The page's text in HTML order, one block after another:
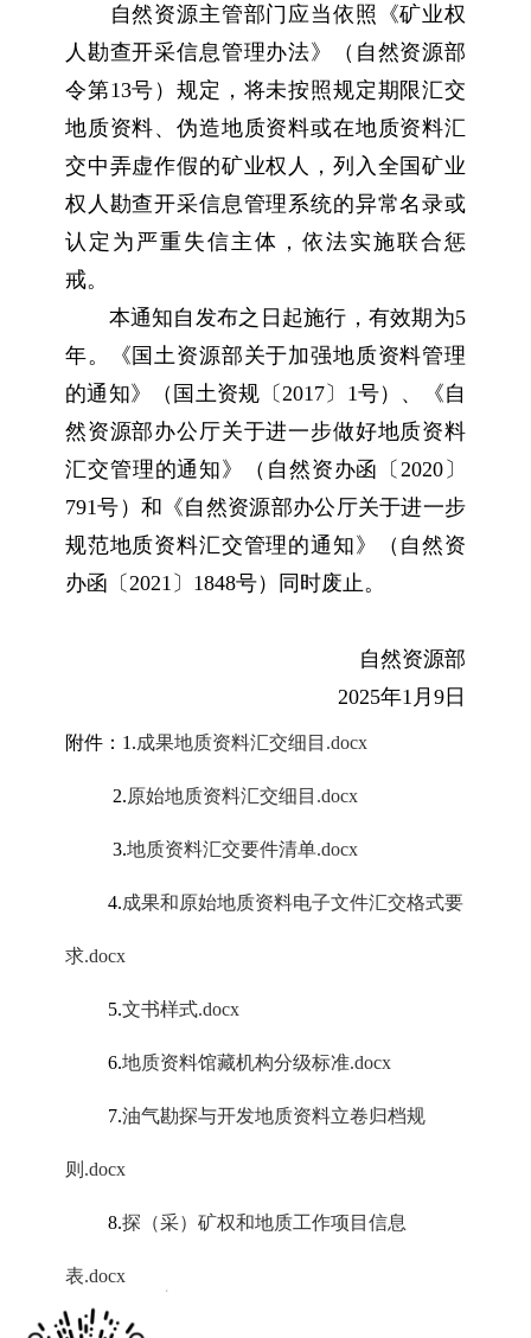
自然资源主管部门应当依照《矿业权
人勘查开采信息管理办法》（自然资源部
令第13号）规定，将未按照规定期限汇交
地质资料、伪造地质资料或在地质资料汇
交中弄虚作假的矿业权人，列入全国矿业
权人勘查开采信息管理系统的异常名录或
认定为严重失信主体，依法实施联合惩
戒。
本通知自发布之日起施行，有效期为5
年。《国土资源部关于加强地质资料管理
的通知》（国土资规〔2017〕1号）、《自
然资源部办公厅关于进一步做好地质资料
汇交管理的通知》（自然资办函〔2020〕
791号）和《自然资源部办公厅关于进一步
规范地质资料汇交管理的通知》（自然资
办函〔2021〕1848号）同时废止。
自然资源部
2025年1月9日
附件：1.成果地质资料汇交细目.docx
2.原始地质资料汇交细目.docx
3.地质资料汇交要件清单.docx
4.成果和原始地质资料电子文件汇交格式要
求.docx
5.文书样式.docx
6.地质资料馆藏机构分级标准.docx
7.油气勘探与开发地质资料立卷归档规
则.docx
8.探（采）矿权和地质工作项目信息
表.docx
x